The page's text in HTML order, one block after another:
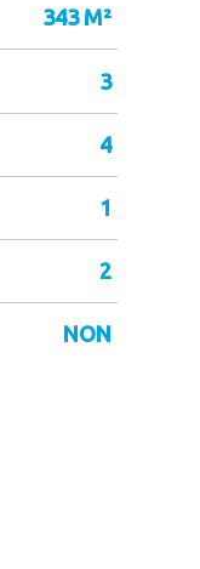
343 M²
3
4
1
2
NON